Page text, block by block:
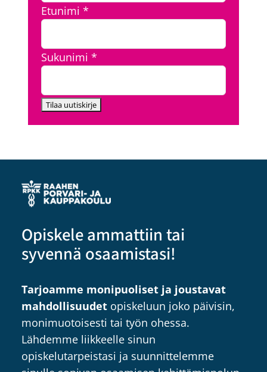
Etunimi *
Sukunimi *
Opiskele ammattiin tai
syvennä osaamistasi!
Tarjoamme monipuoliset ja joustavat
mahdollisuudetopiskeluun joko päivisin,
monimuotoisesti tai työn ohessa.
Lähdemme liikkeelle sinun
opiskelutarpeistasi ja suunnittelemme